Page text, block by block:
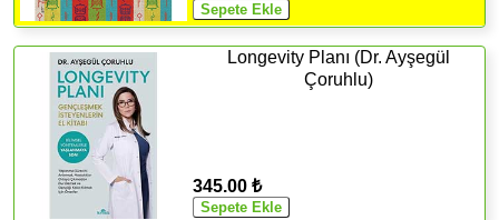
Longevity Planı (Dr. Ayşegül
Çoruhlu)
345.00 ₺